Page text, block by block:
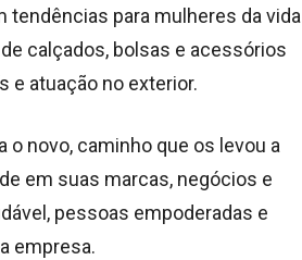
tendências para mulheres da vida
calçados, bolsas e acessórios
e atuação no exterior.
o novo, caminho que os levou a
em suas marcas, negócios e
pessoas empoderadas e
empresa.